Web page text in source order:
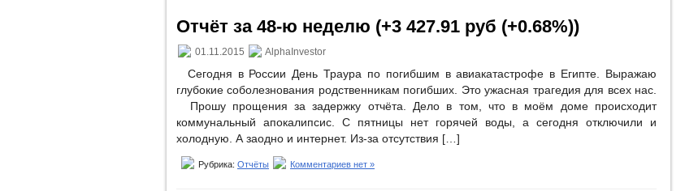
Отчёт за 48-ю неделю (+3 427.91 руб (+0.68%))
01.11.2015 AlphaInvestor
Сегодня в России День Траура по погибшим в авиакатастрофе в Египте. Выражаю
глубокие соболезнования родственникам погибших. Это ужасная трагедия для всех нас.
Прошу прощения за задержку отчёта. Дело в том, что в моём доме происходит
коммунальный апокалипсис. С пятницы нет горячей воды, а сегодня отключили и
холодную. А заодно и интернет. Из-за отсутствия […]
Рубрика: Отчёты Комментариев нет »